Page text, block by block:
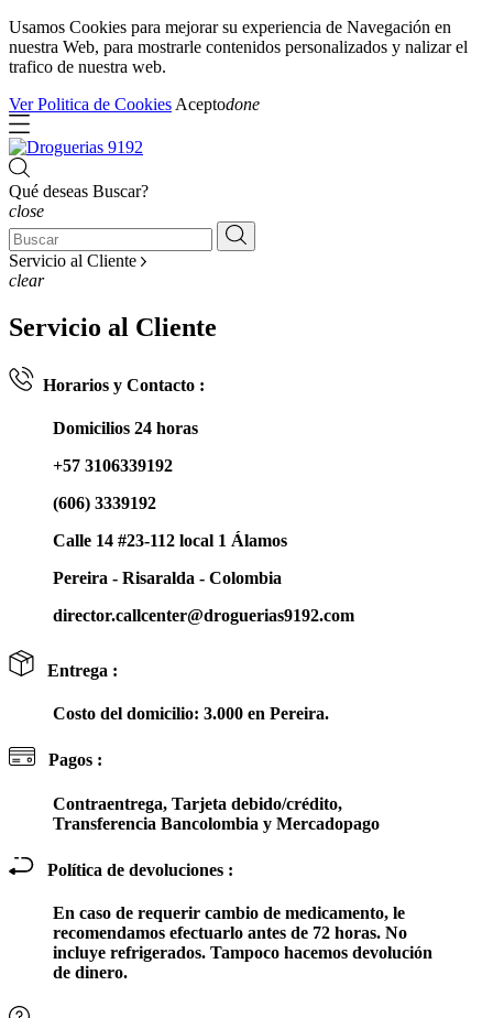
Usamos Cookies para mejorar su experiencia de Navegación en
nuestra Web, para mostrarle contenidos personalizados y nalizar el
trafico de nuestra web.
Ver Politica de Cookies Aceptodone
Qué deseas Buscar?
close
Servicio al Cliente
clear
Servicio al Cliente
Horarios y Contacto :
Domicilios 24 horas
+57 3106339192
(606) 3339192
Calle 14 #23-112 local 1 Álamos
Pereira - Risaralda - Colombia
director.callcenter@droguerias9192.com
Entrega :
Costo del domicilio: 3.000 en Pereira.
Pagos :
Contraentrega, Tarjeta debido/crédito,
Transferencia Bancolombia y Mercadopago
Política de devoluciones :
En caso de requerir cambio de medicamento, le
recomendamos efectuarlo antes de 72 horas. No
incluye refrigerados. Tampoco hacemos devolución
de dinero.